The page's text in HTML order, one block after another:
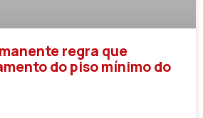
regra que
do piso mínimo do